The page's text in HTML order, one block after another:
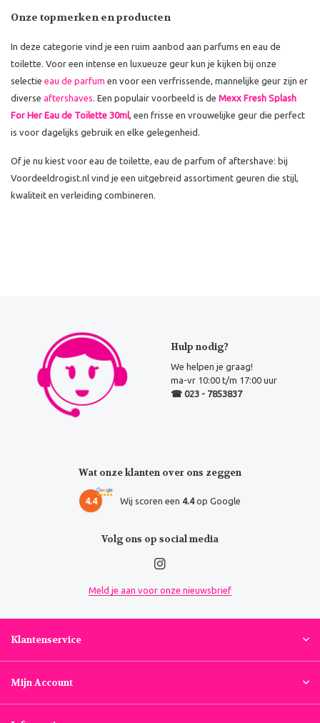
Onze topmerken en producten
In deze categorie vind je een ruim aanbod aan parfums en eau de
toilette. Voor een intense en luxueuze geur kun je kijken bij onze
selectie eau de parfum en voor een verfrissende, mannelijke geur zijn er
diverse aftershaves . Een populair voorbeeld is de Mexx Fresh Splash
For Her Eau de Toilette 30ml , een frisse en vrouwelijke geur die perfect
is voor dagelijks gebruik en elke gelegenheid.
Of je nu kiest voor eau de toilette, eau de parfum of aftershave: bij
Voordeeldrogist.nl vind je een uitgebreid assortiment geuren die stijl,
kwaliteit en verleiding combineren.
Hulp nodig?
We helpen je graag!
ma-vr 10:00 t/m 17:00 uur
☎ 023 - 7853837
Wat onze klanten over ons zeggen
4.4 Wij scoren een 4.4op Google
Volg ons op social media
Meld je aan voor onze nieuwsbrief
Klantenservice
Mijn Account